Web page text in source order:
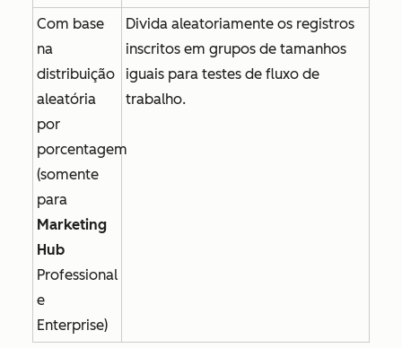
Com base
na
distribuição
aleatória
por
porcentagem
(somente
para
Marketing
Hub
Professional
e
Enterprise)
Divida aleatoriamente os registros
inscritos em grupos de tamanhos
iguais para testes de fluxo de
trabalho.